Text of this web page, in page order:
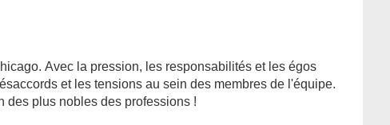
Avec la pression, les responsabilités et les égos
et les tensions au sein des membres de l'équipe.
plus nobles des professions !